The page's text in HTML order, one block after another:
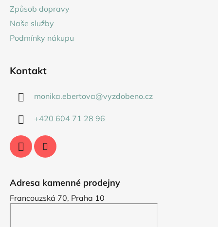
Způsob dopravy
Naše služby
Podmínky nákupu
Kontakt
monika.ebertova@vyzdobeno.cz
+420 604 71 28 96
Adresa kamenné prodejny
Francouzská 70, Praha 10